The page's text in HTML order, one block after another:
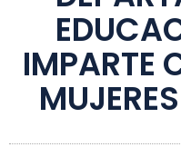
IMPARTE